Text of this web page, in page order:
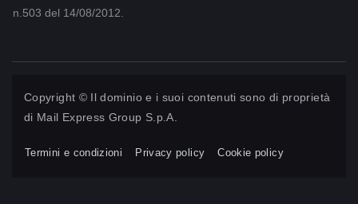
n.503 del 14/08/2012.
Copyright © Il dominio e i suoi contenuti sono di proprietà
di Mail Express Group S.p.A.
Termini e condizioni Privacy policy Cookie policy